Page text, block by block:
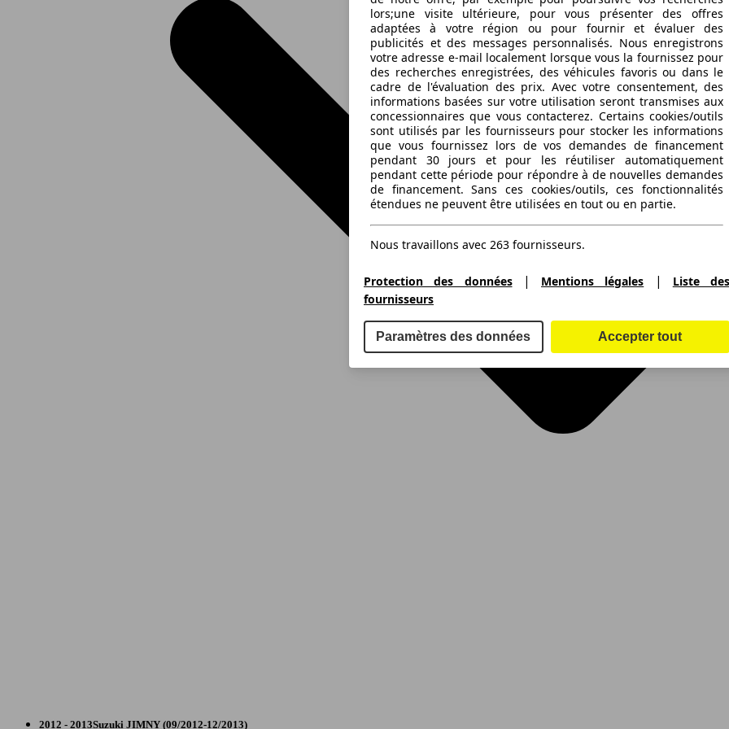
SUV/4x4/Pick-Up
2012 - 2013Suzuki JIMNY (09/2012-12/2013)
lors;une visite ultérieure, pour vous présenter des offres
adaptées à votre région ou pour fournir et évaluer des
publicités et des messages personnalisés. Nous enregistrons
votre adresse e-mail localement lorsque vous la fournissez pour
des recherches enregistrées, des véhicules favoris ou dans le
cadre de l'évaluation des prix. Avec votre consentement, des
informations basées sur votre utilisation seront transmises aux
concessionnaires que vous contacterez. Certains cookies/outils
sont utilisés par les fournisseurs pour stocker les informations
que vous fournissez lors de vos demandes de financement
pendant 30 jours et pour les réutiliser automatiquement
pendant cette période pour répondre à de nouvelles demandes
de financement. Sans ces cookies/outils, ces fonctionnalités
étendues ne peuvent être utilisées en tout ou en partie.
Nous travaillons avec 263 fournisseurs.
Protection des données| Mentions légales |
Liste des
fournisseurs
Paramètres des données Accepter tout